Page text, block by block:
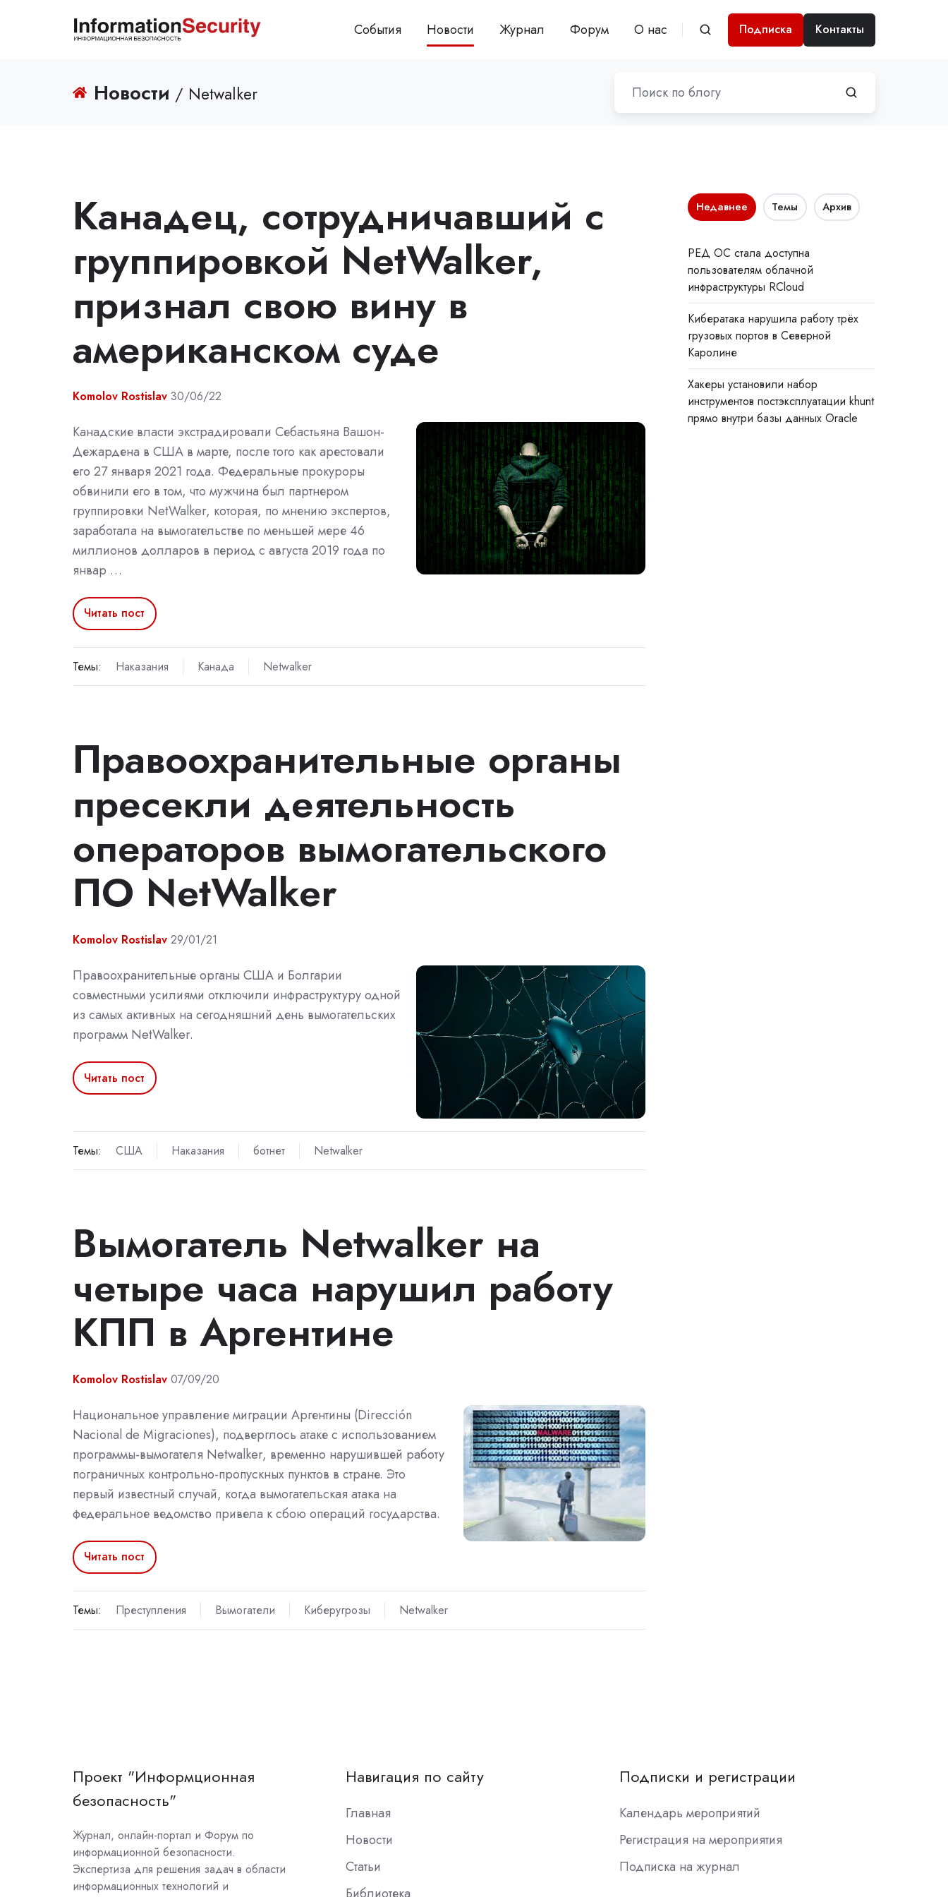
События Новости Журнал Форум О нас Подписка Контакты
Новости / Netwalker
Канадец, сотрудничавший с
группировкой NetWalker,
признал свою вину в
американском суде
Komolov Rostislav 30/06/22
Канадские власти экстрадировали Себастьяна Вашон-
Дежардена в США в марте, после того как арестовали
его 27 января 2021 года. Федеральные прокуроры
обвинили его в том, что мужчина был партнером
группировки NetWalker, которая, по мнению экспертов,
заработала на вымогательстве по меньшей мере 46
миллионов долларов в период с августа 2019 года по
январ …
Читать пост
Темы: Наказания Канада Netwalker
Правоохранительные органы
пресекли деятельность
операторов вымогательского
ПО NetWalker
Komolov Rostislav 29/01/21
Правоохранительные органы США и Болгарии
совместными усилиями отключили инфраструктуру одной
из самых активных на сегодняшний день вымогательских
программ NetWalker.
Читать пост
Темы: США Наказания ботнет Netwalker
Вымогатель Netwalker на
четыре часа нарушил работу
КПП в Аргентине
Komolov Rostislav 07/09/20
Национальное управление миграции Аргентины (Dirección
Nacional de Migraciones), подверглось атаке с использованием
программы-вымогателя Netwalker, временно нарушившей работу
пограничных контрольно-пропускных пунктов в стране. Это
первый известный случай, когда вымогательская атака на
федеральное ведомство привела к сбою операций государства.
Читать пост
Темы: Преступления Вымогатели Киберугрозы Netwalker
Недавнее Темы Архив
РЕД ОС стала доступна
пользователям облачной
инфраструктуры RCloud
Кибератака нарушила работу трёх
грузовых портов в Северной
Каролине
Хакеры установили набор
инструментов постэксплуатации khunt
прямо внутри базы данных Oracle
Проект "Информционная
безопасность"
Журнал, онлайн-портал и Форум по
информационной безопасности.
Экспертиза для решения задач в области
информационных технологий и
Навигация по сайту
Главная
Новости
Статьи
Подписки и регистрации
Календарь мероприятий
Регистрация на мероприятия
Подписка на журнал